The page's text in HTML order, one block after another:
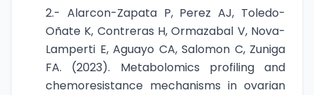
2.- Alarcon-Zapata P, Perez AJ, Toledo-
Oñate K, Contreras H, Ormazabal V, Nova-
Lamperti E, Aguayo CA, Salomon C, Zuniga
FA. (2023). Metabolomics profiling and
chemoresistance mechanisms in ovarian